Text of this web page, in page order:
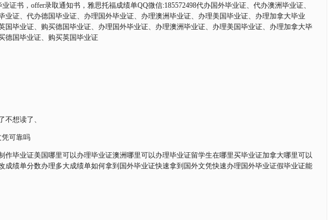
书，offer录取通知书，雅思托福成绩单QQ微信:185572498代办国外毕业证、代办澳洲毕业证、
证、代办德国毕业证、办理国外毕业证、办理澳洲毕业证、办理美国毕业证、办理加拿大毕业
毕业证、购买德国毕业证、办理国外毕业证、办理澳洲毕业证、办理美国毕业证、办理加拿大毕
德国毕业证、购买英国毕业证
想读了、
凭可靠吗
毕业证美国哪里可以办理毕业证澳洲哪里可以办理毕业证留学生在哪里买毕业证加拿大哪里可以
绩单分数办理多大成绩单如何拿到国外毕业证快速拿到国外文凭快速办理国外毕业证假毕业证能